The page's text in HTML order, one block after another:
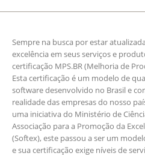
Sempre na busca por estar
excelência em seus serviços e
certificação MPS.BR (Melhoria de
Esta certificação é um modelo de
software desenvolvido no Brasil e
realidade das empresas do nosso
uma iniciativa do Ministério de
Associação para a Promoção da
(Softex), este passou a ser um
e sua certificação exige níveis de